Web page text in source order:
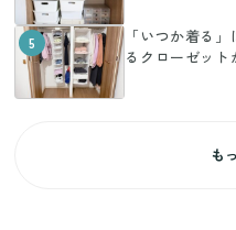
5
「いつか着る
るクローゼット
も